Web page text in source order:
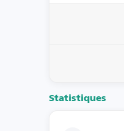
Statistiques